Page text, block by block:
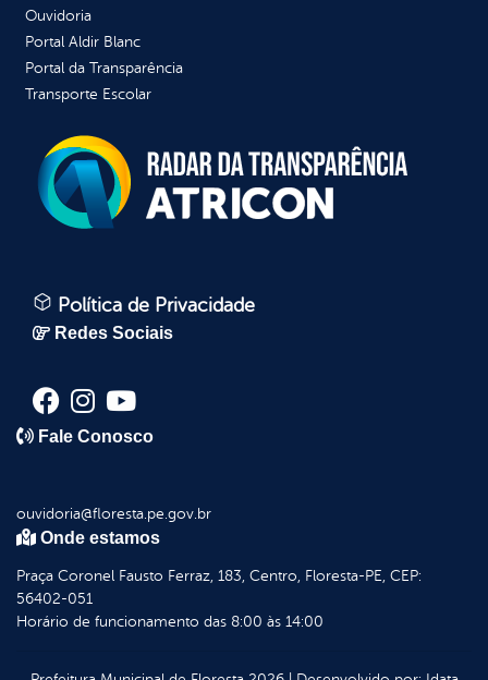
Ouvidoria
Portal Aldir Blanc
Portal da Transparência
Transporte Escolar
Política de Privacidade
Redes Sociais
Fale Conosco
ouvidoria@floresta.pe.gov.br
Onde estamos
Praça Coronel Fausto Ferraz, 183, Centro, Floresta-PE, CEP:
56402-051
Horário de funcionamento das 8:00 às 14:00